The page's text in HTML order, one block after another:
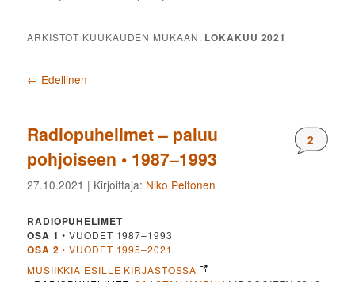
ARKISTOT KUUKAUDEN MUKAAN: LOKAKUU 2021
Artikkelien selaus
← Edellinen
Radiopuhelimet – paluu
pohjoiseen • 1987–1993
2
27.10.2021 | Kirjoittaja: Niko Peltonen
RADIOPUHELIMET
OSA 1 • VUODET 1987–1993
OSA 2 • VUODET 1995–2021
MUSIIKKIA ESILLE KIRJASTOSSA